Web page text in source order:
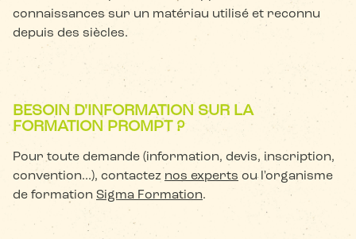
connaissances sur un matériau utilisé et reconnu
depuis des siècles.
BESOIN D'INFORMATION SUR LA
FORMATION PROMPT ?
Pour toute demande (information, devis, inscription,
convention...), contactez nos experts ou l'organisme
de formation Sigma Formation.